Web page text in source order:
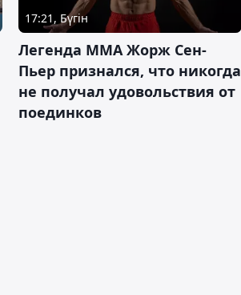
17:21, Бүгін
Легенда ММА Жорж Сен-
Пьер признался, что никогда
не получал удовольствия от
поединков